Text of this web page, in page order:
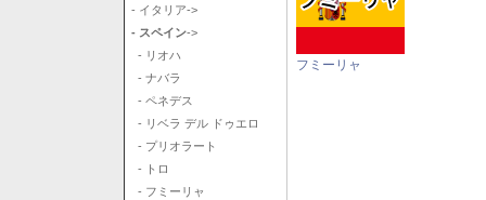
- イタリア->
- スペイン->
- リオハ
- ナバラ
- ペネデス
- リベラ デル ドゥエロ
- プリオラート
- トロ
- フミーリャ
フミーリャ